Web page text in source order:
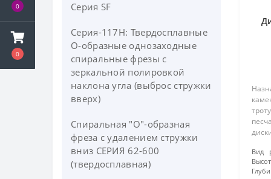
0
0
Серия SF
Серия-117H: Твердосплавные
О-образные однозаходные
спиральные фрезы c
зеркальной полировкой
наклона угла (выброс стружки
вверх)
Спиральная "О"-образная
фреза с удалением стружки
вниз СЕРИЯ 62-600
(твердосплавная)
Вид